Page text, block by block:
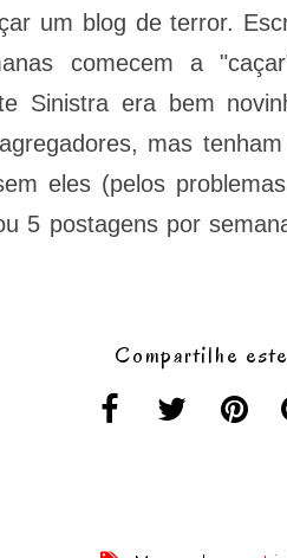
um blog de terror.
comecem a
Sinistra era bem
mas
eles (pelos
5 postagens por
Compartilhe